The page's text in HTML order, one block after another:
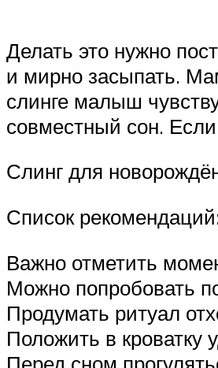
Делать это нужно
и мирно засыпать.
слинге малыш
совместный сон.
Слинг для
Список
Важно отметить
Можно попробовать
Продумать ритуал
Положить в кроватку
Перед сном